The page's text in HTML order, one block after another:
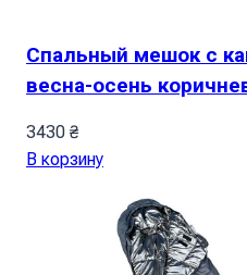
Спальный мешок с
весна-осень
3430 ₴
В корзину